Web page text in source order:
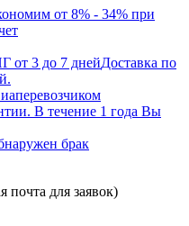
от 8% - 34% при
Доставка по
В течение 1 года Вы
брак
почта для заявок)